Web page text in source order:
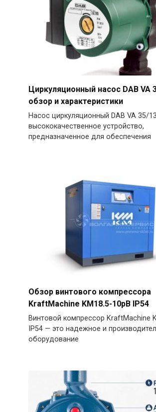
Циркуляционный насос DAB VA
обзор и характеристики
Насос циркуляционный DAB VA 35/
высококачественное устройство,
предназначенное для обеспечения
Обзор винтового компрессора
KraftMachine KM18.5-10рВ IP54
Винтовой компрессор KraftMachine
IP54 — это надежное и
оборудование